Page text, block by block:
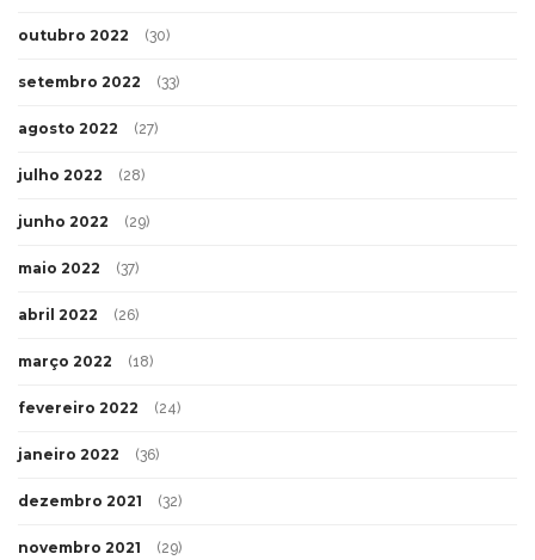
outubro 2022 (30)
setembro 2022 (33)
agosto 2022 (27)
julho 2022 (28)
junho 2022 (29)
maio 2022 (37)
abril 2022 (26)
março 2022 (18)
fevereiro 2022 (24)
janeiro 2022 (36)
dezembro 2021 (32)
novembro 2021 (29)